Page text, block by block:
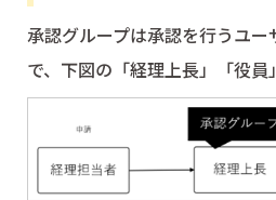
承認グループは承認を行うユ
で、下図の「経理上長」「役員